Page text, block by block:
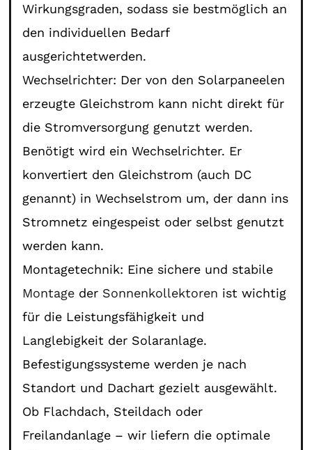
Wirkungsgraden, sodass sie bestmöglich an
den individuellen Bedarf
ausgerichtetwerden.
Wechselrichter: Der von den Solarpaneelen
erzeugte Gleichstrom kann nicht direkt für
die Stromversorgung genutzt werden.
Benötigt wird ein Wechselrichter. Er
konvertiert den Gleichstrom (auch DC
genannt) in Wechselstrom um, der dann ins
Stromnetz eingespeist oder selbst genutzt
werden kann.
Montagetechnik: Eine sichere und stabile
Montage der Sonnenkollektoren ist wichtig
für die Leistungsfähigkeit und
Langlebigkeit der Solaranlage.
Befestigungssysteme werden je nach
Standort und Dachart gezielt ausgewählt.
Ob Flachdach, Steildach oder
Freilandanlage – wir liefern die optimale